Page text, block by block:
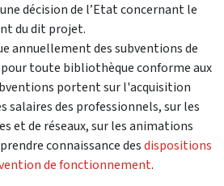
décision de l’Etat concernant le
du dit projet.
annuellement des subventions de
toute bibliothèque conforme aux
portent sur l'acquisition
salaires des professionnels, sur les
et de réseaux, sur les animations
connaissance desdispositions
de fonctionnement.